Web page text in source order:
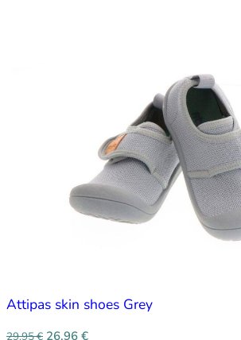
Attipas skin shoes Grey
29,95€ 26,96 €